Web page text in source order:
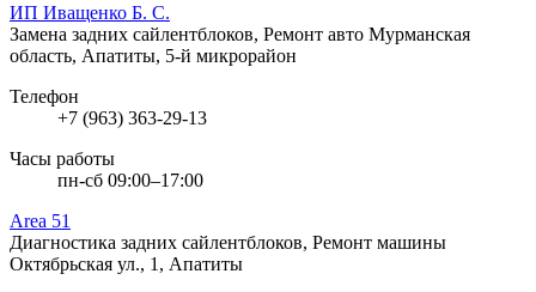
ИП Иващенко Б. С.
Замена задних сайлентблоков, Ремонт авто Мурманская
область, Апатиты, 5-й микрорайон
Телефон
+7 (963) 363-29-13
Часы работы
пн-сб 09:00–17:00
Area 51
Диагностика задних сайлентблоков, Ремонт машины
Октябрьская ул., 1, Апатиты